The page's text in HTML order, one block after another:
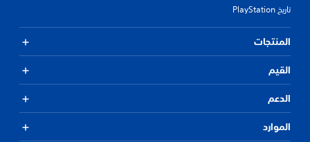
تاريخ PlayStation
المنتجات
القيم
الدعم
الموارد